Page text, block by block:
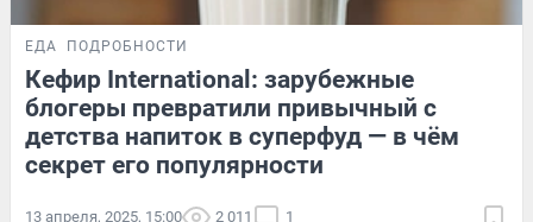
ЕДА ПОДРОБНОСТИ
Кефир International: зарубежные
блогеры превратили привычный с
детства напиток в суперфуд — в чём
секрет его популярности
13 апреля, 2025, 15:00 2 011 1